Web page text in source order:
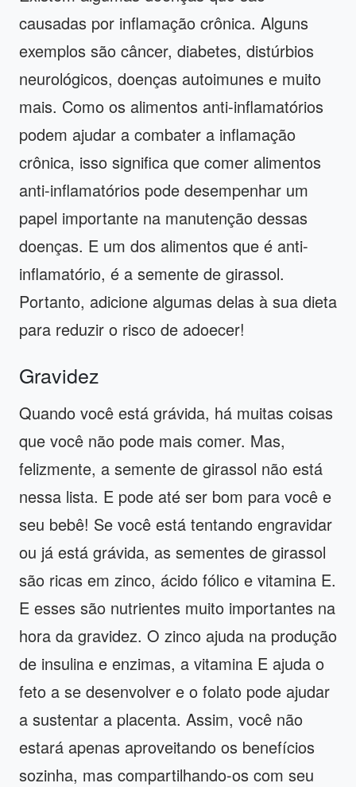
causadas por inflamação crônica. Alguns
exemplos são câncer, diabetes, distúrbios
neurológicos, doenças autoimunes e muito
mais. Como os alimentos anti-inflamatórios
podem ajudar a combater a inflamação
crônica, isso significa que comer alimentos
anti-inflamatórios pode desempenhar um
papel importante na manutenção dessas
doenças. E um dos alimentos que é anti-
inflamatório, é a semente de girassol.
Portanto, adicione algumas delas à sua dieta
para reduzir o risco de adoecer!
Gravidez
Quando você está grávida, há muitas coisas
que você não pode mais comer. Mas,
felizmente, a semente de girassol não está
nessa lista. E pode até ser bom para você e
seu bebê! Se você está tentando engravidar
ou já está grávida, as sementes de girassol
são ricas em zinco, ácido fólico e vitamina E.
E esses são nutrientes muito importantes na
hora da gravidez. O zinco ajuda na produção
de insulina e enzimas, a vitamina E ajuda o
feto a se desenvolver e o folato pode ajudar
a sustentar a placenta. Assim, você não
estará apenas aproveitando os benefícios
sozinha, mas compartilhando-os com seu